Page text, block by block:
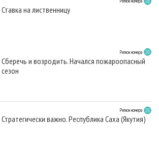
Ставка на лиственницу
Регион номера
Сберечь и возродить. Начался пожароопасный
сезон
Регион номера
Стратегически важно. Республика Саха (Якутия)